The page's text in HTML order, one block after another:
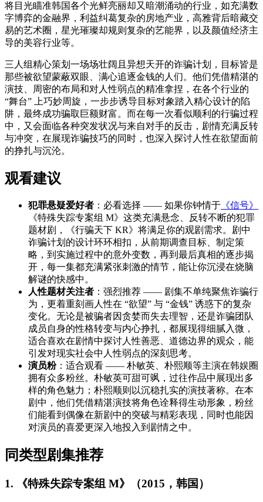
将目光瞄准韩国各个光鲜亮丽却又暗潮涌动的行业，如充满数
字博弈的金融界，利益纠葛复杂的房地产业，高雅背后暗藏交
易的艺术圈，星光璀璨却规则复杂的艺能界，以及颜值经济主
导的美容行业等。
三人组精心策划一场场壮阔且异想天开的诈骗计划，目标皆是
那些被欲望蒙蔽双眼、满心追逐金钱的人们。他们凭借精湛的
演技、周密的布局和对人性弱点的精准拿捏，在各个行业的
“舞台” 上巧妙周旋，一步步诱导目标对象踏入精心设计的陷
阱，最终成功骗取巨额财富。而在每一次看似顺利的行骗过程
中，又会面临各种突发状况与来自对手的反击，剧情充满反转
与冲突，在展现诈骗技巧的同时，也深入探讨人性在欲望面前
的挣扎与沉沦。
观看建议
犯罪悬疑爱好者 ：必看选择 —— 如果你钟情于 《信号》
《特殊失踪专案组 M》这类充满悬念、反转不断的犯罪
题材剧，《行骗天下 KR》将满足你的观剧需求。剧中
诈骗计划的设计环环相扣，从前期调查目标、制定策
略，到实施过程中的意外变数，再到最后真相的逐步揭
开，每一集都充满紧张刺激的情节，能让你沉浸在烧脑
解谜的快感中。
人性题材关注者 ：强烈推荐 —— 剧集不单纯聚焦诈骗行
为，更着重刻画人性在 “欲望” 与 “金钱” 诱惑下的复杂
变化。无论是被骗者因贪婪而失去理智，还是诈骗团队
成员自身的性格转变与内心挣扎，都展现得细腻入微，
适合喜欢在剧情中探讨人性善恶、道德边界的观众，能
引发对现实社会中人性弱点的深刻思考。
演员粉：适合观看 —— 朴敏英、朴熙顺等主演在韩娱圈
拥有众多粉丝。朴敏英可甜可飒，过往作品中展现出多
样的角色魅力；朴熙顺则以沉稳扎实的演技著称。在本
剧中，他们凭借精湛演技将角色诠释得生动形象，粉丝
们能看到偶像在新剧中的突破与精彩表现，同时也能因
对演员的喜爱更深入地投入到剧情之中。
同类型剧集推荐
1. 《特殊失踪专案组 M》（2015，韩国）